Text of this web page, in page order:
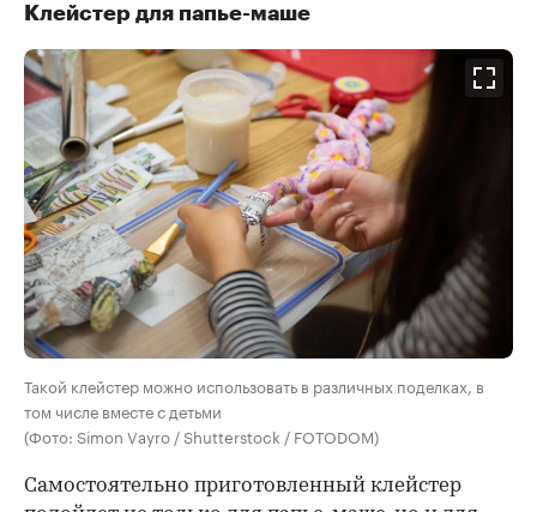
Клейстер для папье-маше
Такой клейстер можно использовать в различных поделках, в
том числе вместе с детьми
(Фото: Simon Vayro / Shutterstock / FOTODOM)
Самостоятельно приготовленный клейстер